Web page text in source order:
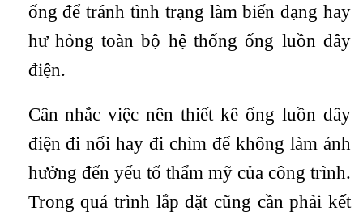
ống để tránh tình trạng làm biến dạng hay
hư hỏng toàn bộ hệ thống ống luồn dây
điện.
Cân nhắc việc nên thiết kê ống luồn dây
điện đi nổi hay đi chìm để không làm ảnh
hưởng đến yếu tố thẩm mỹ của công trình.
Trong quá trình lắp đặt cũng cần phải kết